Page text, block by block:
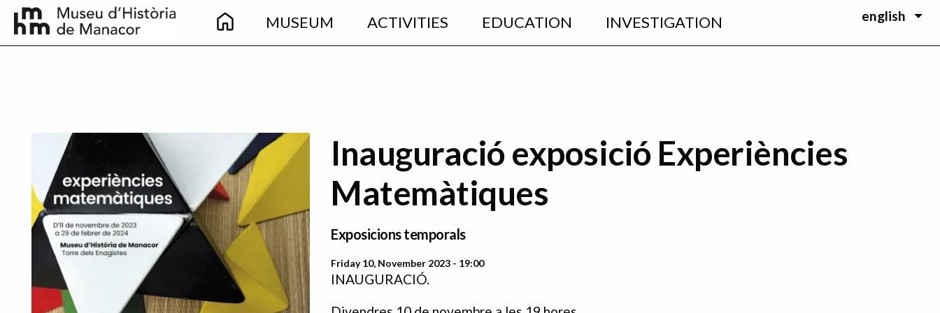
Skip to main content
Main
navigation
MUSEUM ACTIVITIES EDUCATION INVESTIGATION english
Inauguració exposició Experiències
Matemàtiques
Exposicions temporals
Friday 10, November 2023 - 19:00
INAUGURACIÓ.